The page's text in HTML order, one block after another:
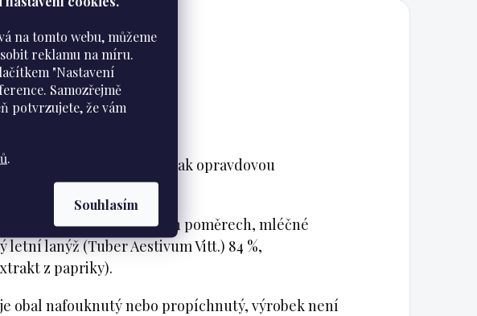
na tomto webu, můžeme
reklamu na míru.
"Nastavení
Samozřejmě
potvrzujete, že vám
.
Souhlasím
Zigante a vytvořili tak opravdovou
a sójový v různých poměrech, mléčné
letní lanýž (Tuber Aestivum Vitt.) 84 %,
z papriky).
obal nafouknutý nebo propíchnutý, výrobek není